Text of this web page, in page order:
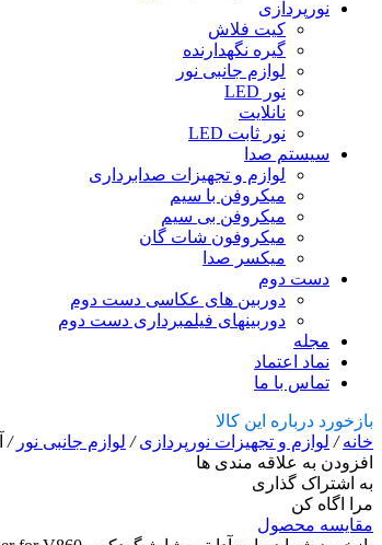
نورپردازی
کیت فلاش
گیره نگهدارنده
لوازم جانبی نور
نور LED
نانلایت
نور ثابت LED
سیستم صدا
لوازم و تجهیزات صدابرداری
میکروفن با سیم
میکروفن بی سیم
میکروفون شات گان
میکسر صدا
دست دوم
دوربین های عکاسی دست دوم
دوربینهای فیلمبرداری دست دوم
مجله
نماد اعتماد
تماس با ما
بازخورد درباره این کالا
خانه/ لوازم و تجهیزات نورپردازی/ لوازم جانبی نور /
افزودن به علاقه مندی ها
به اشتراک گذاری
مرا اگاه کن
مقایسه محصول